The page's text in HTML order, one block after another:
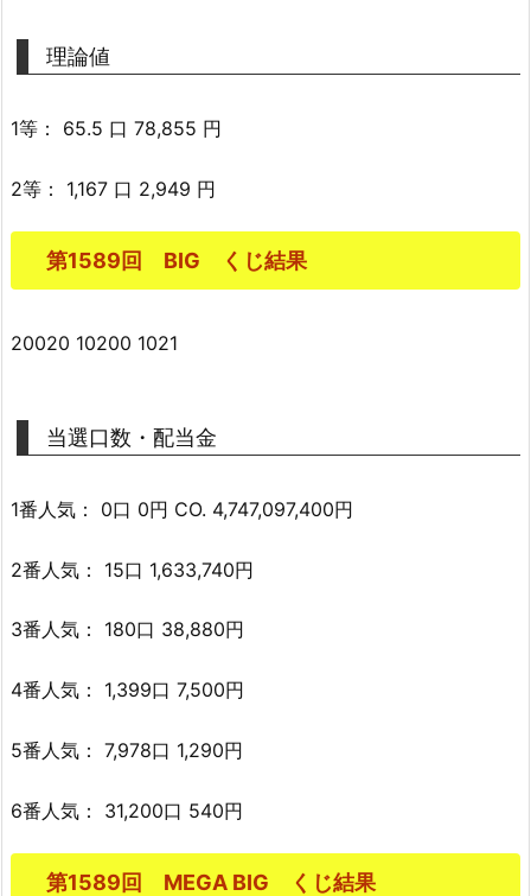
理論値
1等： 65.5 口 78,855 円
2等： 1,167 口 2,949 円
第1589回 BIG くじ結果
20020 10200 1021
当選口数・配当金
1番人気： 0口 0円 CO. 4,747,097,400円
2番人気： 15口 1,633,740円
3番人気： 180口 38,880円
4番人気： 1,399口 7,500円
5番人気： 7,978口 1,290円
6番人気： 31,200口 540円
第1589回 MEGA BIG くじ結果